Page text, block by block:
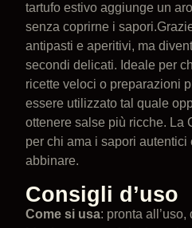
tartufo estivo aggiunge un
senza coprirne i
antipasti e aperitivi, ma
secondi delicati. Ideale per
ricette veloci o preparazioni
essere utilizzato tal quale
ottenere salse più ricche. La
per chi ama i sapori
abbinare.
Consigli d’uso
Come si usa: pronta